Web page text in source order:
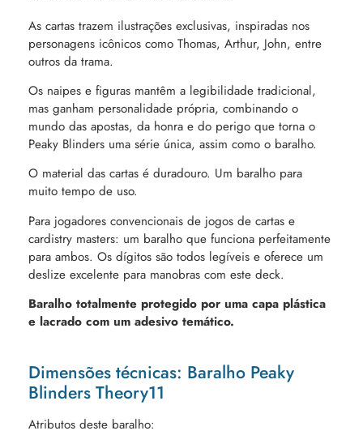
As cartas trazem ilustrações exclusivas, inspiradas nos
personagens icônicos como Thomas, Arthur, John, entre
outros da trama.
Os naipes e figuras mantêm a legibilidade tradicional,
mas ganham personalidade própria, combinando o
mundo das apostas, da honra e do perigo que torna o
Peaky Blinders uma série única, assim como o baralho.
O material das cartas é duradouro. Um baralho para
muito tempo de uso.
Para jogadores convencionais de jogos de cartas e
cardistry masters: um baralho que funciona perfeitamente
para ambos. Os dígitos são todos legíveis e oferece um
deslize excelente para manobras com este deck.
Baralho totalmente protegido por uma capa plástica
e lacrado com um adesivo temático.
Dimensões técnicas: Baralho Peaky
Blinders Theory11
Atributos deste baralho: